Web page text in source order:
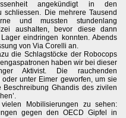
angekündigt in den
Die mehrere Tausend
und mussten stundenlang
aushalten, bevor diese dann
eindringen konnten. Abends
von Via Corelli an.
die Schlagstöcke der Robocops
haben wir bei dieser
Aktivist. Die rauchenden
unter Eimer geworfen, um sie
Ghandis des zivilen
Mobilisierungen zu sehen:
gegen den OECD Gipfel in